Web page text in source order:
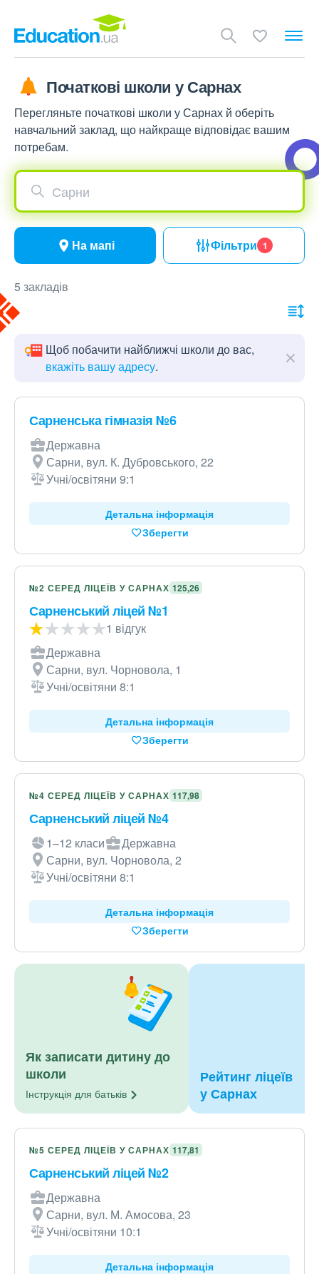
Початкові школи у Сарнах
Перегляньте початкові школи у Сарнах й оберіть
навчальний заклад, що найкраще відповідає вашим
потребам.
Сарни
На мапі Фільтри 1
5 закладів
Щоб побачити найближчі школи до вас,
вкажіть вашу адресу.
Сарненська гімназія №6
Державна
Сарни, вул. К. Дубровського, 22
Учні/освітяни 9:1
Детальна інформація
Зберегти
№2 СЕРЕД ЛІЦЕЇВ У САРНАХ 125,26
Сарненський ліцей №1
1 відгук
Державна
Сарни, вул. Чорновола, 1
Учні/освітяни 8:1
Детальна інформація
Зберегти
№4 СЕРЕД ЛІЦЕЇВ У САРНАХ 117,98
Сарненський ліцей №4
1–12 класи
Державна
Сарни, вул. Чорновола, 2
Учні/освітяни 8:1
Детальна інформація
Зберегти
Як записати дитину до
школи
Інструкція для батьків
Рейтинг ліцеїв
у Сарнах
№5 СЕРЕД ЛІЦЕЇВ У САРНАХ 117,81
Сарненський ліцей №2
Державна
Сарни, вул. М. Амосова, 23
Учні/освітяни 10:1
Детальна інформація